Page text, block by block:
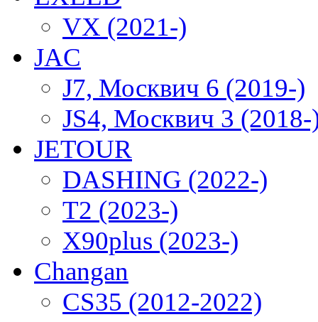
VX (2021-)
JAC
J7, Москвич 6 (2019-)
JS4, Москвич 3 (2018-
JETOUR
DASHING (2022-)
T2 (2023-)
X90plus (2023-)
Changan
CS35 (2012-2022)